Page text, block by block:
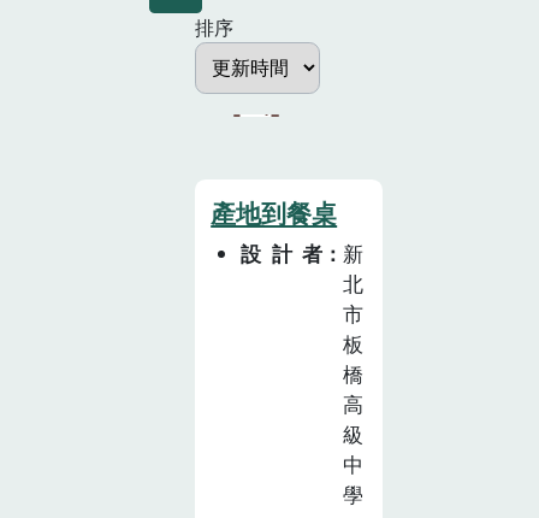
排序
產地到餐桌
設計者
新
北
市
板
橋
高
級
中
學